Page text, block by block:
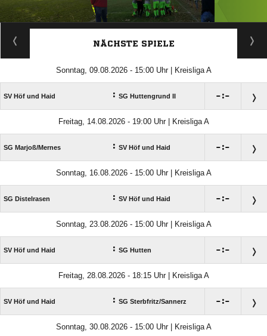
ANZEIGE
NÄCHSTE SPIELE
Sonntag, 09.08.2026 - 15:00 Uhr | Kreisliga A
SV Höf und Haid : SG Huttengrund II :
Freitag, 14.08.2026 - 19:00 Uhr | Kreisliga A
SG Marjoß/​Mernes : SV Höf und Haid :
Sonntag, 16.08.2026 - 15:00 Uhr | Kreisliga A
SG Distelrasen : SV Höf und Haid :
Sonntag, 23.08.2026 - 15:00 Uhr | Kreisliga A
SV Höf und Haid : SG Hutten :
Freitag, 28.08.2026 - 18:15 Uhr | Kreisliga A
SV Höf und Haid : SG Sterbfritz/​Sannerz :
Sonntag, 30.08.2026 - 15:00 Uhr | Kreisliga A